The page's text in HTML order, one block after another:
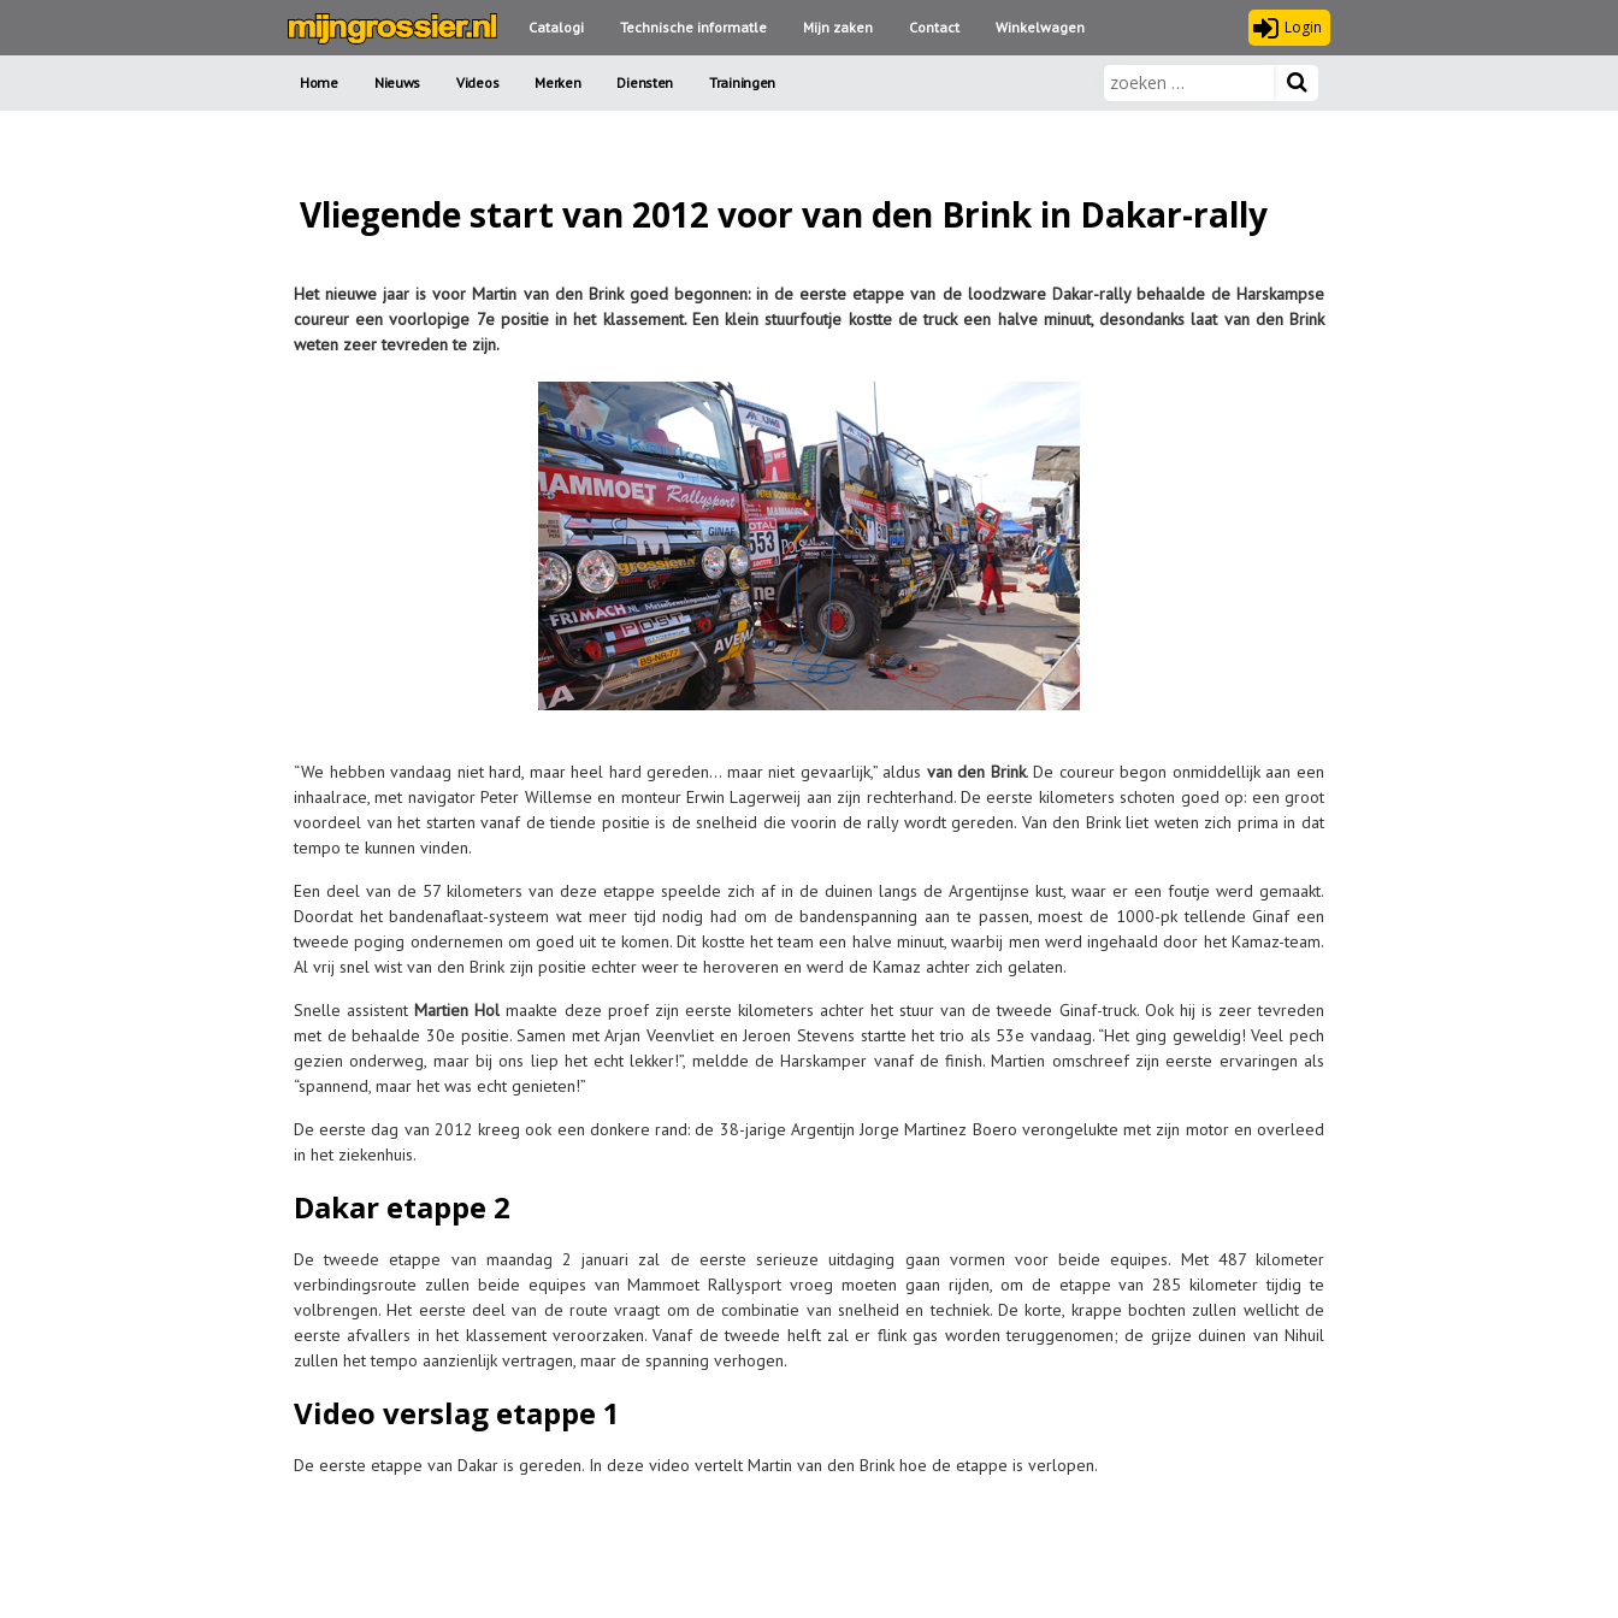
Catalogi Technische informatle Mijn zaken Contact Winkelwagen Login
Home Nieuws Videos Merken Diensten Trainingen
Vliegende start van 2012 voor van den Brink in Dakar-rally
Het nieuwe jaar is voor Martin van den Brink goed begonnen: in de eerste etappe van de loodzware Dakar-rally behaalde de Harskampse
coureur een voorlopige 7e positie in het klassement. Een klein stuurfoutje kostte de truck een halve minuut, desondanks laat van den Brink
weten zeer tevreden te zijn.
“We hebben vandaag niet hard, maar heel hard gereden… maar niet gevaarlijk,” aldus van den Brink. De coureur begon onmiddellijk aan een
inhaalrace, met navigator Peter Willemse en monteur Erwin Lagerweij aan zijn rechterhand. De eerste kilometers schoten goed op: een groot
voordeel van het starten vanaf de tiende positie is de snelheid die voorin de rally wordt gereden. Van den Brink liet weten zich prima in dat
tempo te kunnen vinden.
Een deel van de 57 kilometers van deze etappe speelde zich af in de duinen langs de Argentijnse kust, waar er een foutje werd gemaakt.
Doordat het bandenaflaat-systeem wat meer tijd nodig had om de bandenspanning aan te passen, moest de 1000-pk tellende Ginaf een
tweede poging ondernemen om goed uit te komen. Dit kostte het team een halve minuut, waarbij men werd ingehaald door het Kamaz-team.
Al vrij snel wist van den Brink zijn positie echter weer te heroveren en werd de Kamaz achter zich gelaten.
Snelle assistentMartien Holmaakte deze proef zijn eerste kilometers achter het stuur van de tweede Ginaf-truck. Ook hij is zeer tevreden
met de behaalde 30e positie. Samen met Arjan Veenvliet en Jeroen Stevens startte het trio als 53e vandaag. “Het ging geweldig! Veel pech
gezien onderweg, maar bij ons liep het echt lekker!”, meldde de Harskamper vanaf de finish. Martien omschreef zijn eerste ervaringen als
“spannend, maar het was echt genieten!”
De eerste dag van 2012 kreeg ook een donkere rand: de 38-jarige Argentijn Jorge Martinez Boero verongelukte met zijn motor en overleed
in het ziekenhuis.
Dakar etappe 2
De tweede etappe van maandag 2 januari zal de eerste serieuze uitdaging gaan vormen voor beide equipes. Met 487 kilometer
verbindingsroute zullen beide equipes van Mammoet Rallysport vroeg moeten gaan rijden, om de etappe van 285 kilometer tijdig te
volbrengen. Het eerste deel van de route vraagt om de combinatie van snelheid en techniek. De korte, krappe bochten zullen wellicht de
eerste afvallers in het klassement veroorzaken. Vanaf de tweede helft zal er flink gas worden teruggenomen; de grijze duinen van Nihuil
zullen het tempo aanzienlijk vertragen, maar de spanning verhogen.
Video verslag etappe 1
De eerste etappe van Dakar is gereden. In deze video vertelt Martin van den Brink hoe de etappe is verlopen.